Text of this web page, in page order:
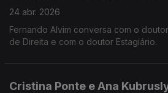
24 abr. 2026
Fernando Alvim conversa com o
de Direita e com o doutor Estagiário.
Cristina Ponte e Ana